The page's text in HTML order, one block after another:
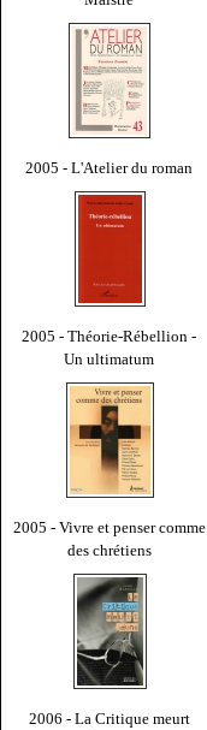
2005 - L'Atelier du roman
2005 - Théorie-Rébellion -
Un ultimatum
2005 - Vivre et penser comme
des chrétiens
2006 - La Critique meurt